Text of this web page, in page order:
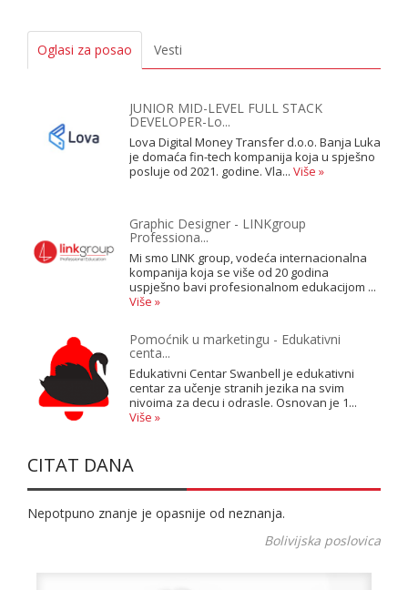
Oglasi za posao Vesti
JUNIOR MID-LEVEL FULL STACK
DEVELOPER-Lo...
Lova Digital Money Transfer d.o.o. Banja Luka
je domaća fin-tech kompanija koja u spješno
posluje od 2021. godine. Vla... Više »
Graphic Designer - LINKgroup
Professiona...
Mi smo LINK group, vodeća internacionalna
kompanija koja se više od 20 godina
uspješno bavi profesionalnom edukacijom ...
Više »
Pomoćnik u marketingu - Edukativni
centa...
Edukativni Centar Swanbell je edukativni
centar za učenje stranih jezika na svim
nivoima za decu i odrasle. Osnovan je 1...
Više »
CITAT DANA
Nepotpuno znanje je opasnije od neznanja.
Bolivijska poslovica